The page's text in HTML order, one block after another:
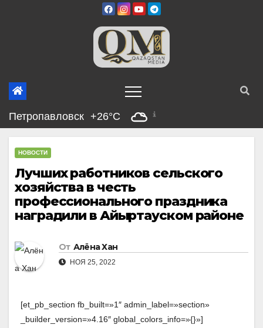
Петропавловск +26°C
НОВОСТИ
Лучших работников сельского
хозяйства в честь
профессионального праздника
наградили в Айыртауском районе
От Алёна Хан
НОЯ 25, 2022
[et_pb_section fb_built=»1″ admin_label=»section»
_builder_version=»4.16″ global_colors_info=»{}»]